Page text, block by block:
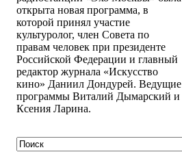
открыта новая программа, в
которой принял участие
культуролог, член Совета по
правам человек при президенте
Российской Федерации и главный
редактор журнала «Искусство
кино» Даниил Дондурей. Ведущие
программы Виталий Дымарский и
Ксения Ларина.